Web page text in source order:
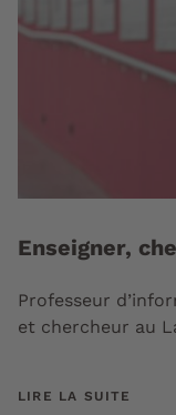
Enseigner,
Professeur
et chercheur au
LIRE LA SUITE